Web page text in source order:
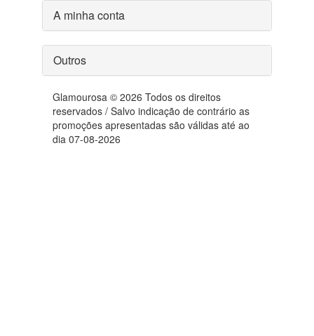
A minha conta
Outros
Glamourosa © 2026 Todos os direitos
reservados / Salvo indicação de contrário as
promoções apresentadas são válidas até ao
dia 07-08-2026